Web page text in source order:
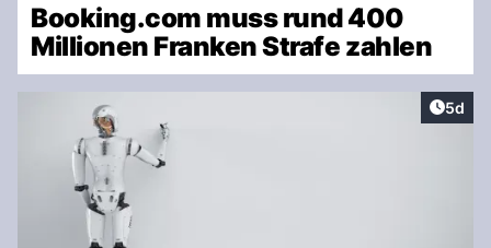
Booking.com muss rund 400
Millionen Franken Strafe zahlen
5d